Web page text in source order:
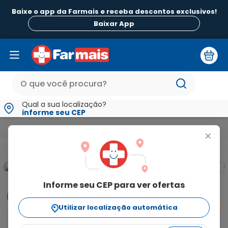
Baixe o app da Farmais e receba descontos exclusivos!
Baixar App
Qual a sua localização?
informe seu CEP
+
Informe seu CEP para ver ofertas
Utilizar localização automática
Informações
As Toalhinhas Umedecidas Puro Amor Recém-